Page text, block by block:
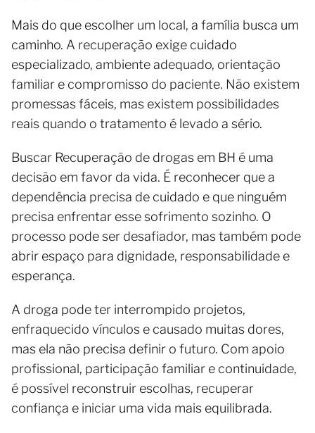
Mais do que escolher um local, a família busca um
caminho. A recuperação exige cuidado
especializado, ambiente adequado, orientação
familiar e compromisso do paciente. Não existem
promessas fáceis, mas existem possibilidades
reais quando o tratamento é levado a sério.
Buscar Recuperação de drogas em BH é uma
decisão em favor da vida. É reconhecer que a
dependência precisa de cuidado e que ninguém
precisa enfrentar esse sofrimento sozinho. O
processo pode ser desafiador, mas também pode
abrir espaço para dignidade, responsabilidade e
esperança.
A droga pode ter interrompido projetos,
enfraquecido vínculos e causado muitas dores,
mas ela não precisa definir o futuro. Com apoio
profissional, participação familiar e continuidade,
é possível reconstruir escolhas, recuperar
confiança e iniciar uma vida mais equilibrada.